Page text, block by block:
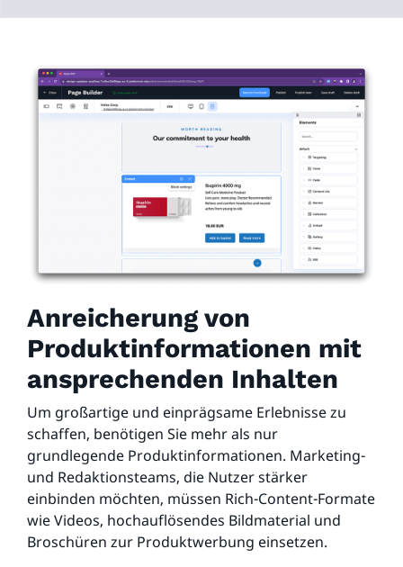
Anreicherung von
Produktinformationen mit
ansprechenden Inhalten
Um großartige und einprägsame Erlebnisse zu
schaffen, benötigen Sie mehr als nur
grundlegende Produktinformationen. Marketing-
und Redaktionsteams, die Nutzer stärker
einbinden möchten, müssen Rich-Content-Formate
wie Videos, hochauflösendes Bildmaterial und
Broschüren zur Produktwerbung einsetzen.